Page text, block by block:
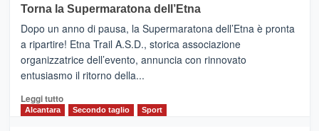
BROOKS
SuperMaratona
dell’Etna,
presentata
l’edizione
2026
Torna la Supermaratona dell’Etna
Dopo un anno di pausa, la Supermaratona dell’Etna è pronta
a ripartire! Etna Trail A.S.D., storica associazione
organizzatrice dell’evento, annuncia con rinnovato
entusiasmo il ritorno della...
Leggi tuttoLeggi
Alcantara Secondo taglio Sport